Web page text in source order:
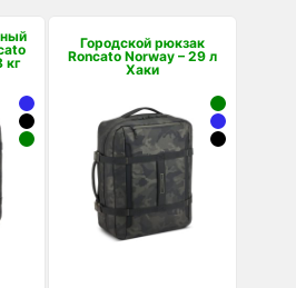
кг
Городской рюкзак
Roncato Norway – 29 л
Хаки